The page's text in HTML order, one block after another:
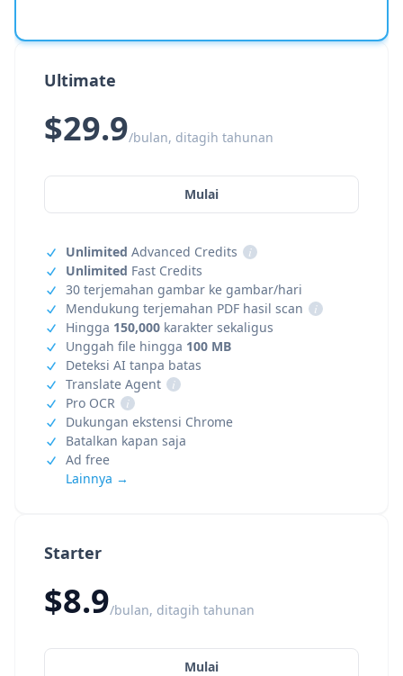
Starter
$8.9/bulan, ditagih tahunan
Mulai
Ultimate
$29.9/bulan, ditagih tahunan
Mulai
Unlimited Advanced Credits
i
Unlimited Fast Credits
30 terjemahan gambar ke gambar/hari
Mendukung terjemahan PDF hasil scan
i
Hingga 150,000 karakter sekaligus
Unggah file hingga 100 MB
Deteksi AI tanpa batas
Translate Agent
i
Pro OCR
i
Dukungan ekstensi Chrome
Batalkan kapan saja
Ad free
Lainnya →